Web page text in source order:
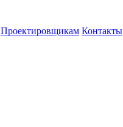
Проектировщикам Контакты